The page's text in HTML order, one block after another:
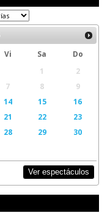
Vi Sa
Do
1
2
7 8
9
14 15
16
21 22
23
28 29
30
Ver espectáculos